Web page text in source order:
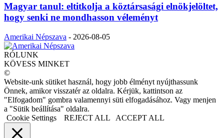
Magyar tanul: eltitkolja a köztársasági elnökjelöltet,
hogy senki ne mondhasson véleményt
Amerikai Népszava - 2026-08-05
RÓLUNK
KÖVESS MINKET
©
Website-unk sütiket használ, hogy jobb élményt nyújthassunk
Önnek, amikor visszatér az oldalra. Kérjük, kattintson az
"Elfogadom" gombra valamennyi süti elfogadásához. Vagy menjen
a "Sütik beállítása" oldalra.
Cookie Settings
REJECT ALL ACCEPT ALL